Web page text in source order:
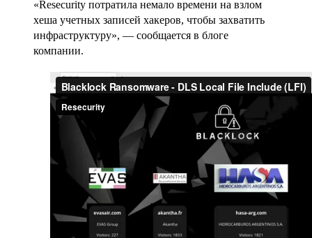
«Resecurity потратила немало времени на взлом
хеша учетных записей хакеров, чтобы захватить
инфраструктуру», — сообщается в блоге
компании.